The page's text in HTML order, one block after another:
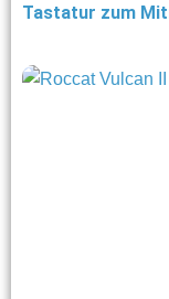
Tastatur zum